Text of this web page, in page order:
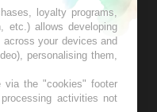
loyalty programs,
etc.) allows developing
your devices and
personalising them,
via the "cookies" footer
activities not